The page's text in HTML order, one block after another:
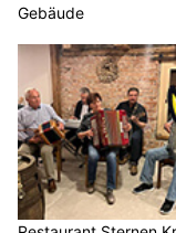
Gebäude